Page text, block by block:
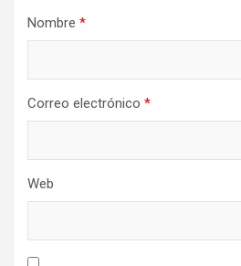
Nombre *
Correo electrónico *
Web